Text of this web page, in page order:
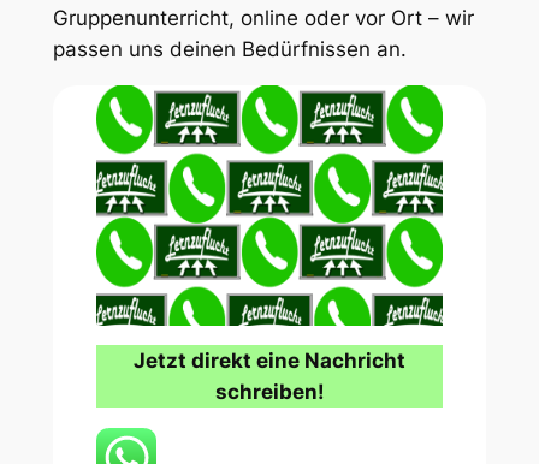
Gruppenunterricht, online oder vor Ort – wir
passen uns deinen Bedürfnissen an.
Jetzt direkt eine Nachricht
schreiben!